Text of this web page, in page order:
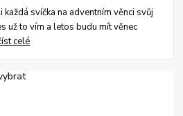
svíčka na adventním věnci svůj
už to vím a letos budu mít věnec
celé